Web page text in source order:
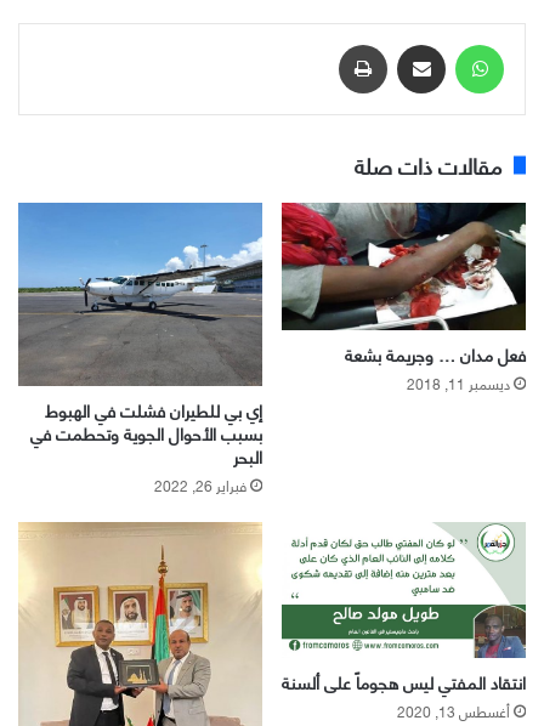
مقالات ذات صلة
فعل مدان … وجريمة بشعة
ديسمبر 11, 2018
إي بي للطيران فشلت في الهبوط
بسبب الأحوال الجوية وتحطمت في
البحر
فبراير 26, 2022
انتقاد المفتي ليس هجوماً على ألسنة
أغسطس 13, 2020